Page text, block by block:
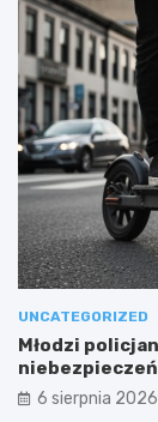
UNCATEGORIZED
Młodzi
6 sierpnia 2026